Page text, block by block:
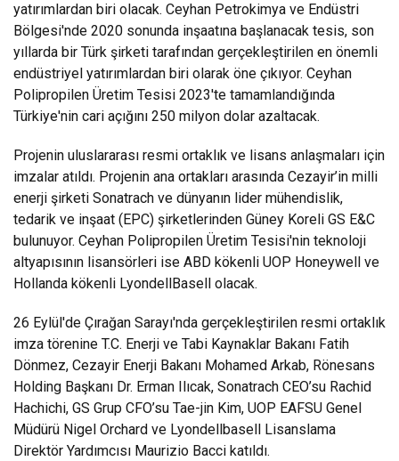
yatırımlardan biri olacak. Ceyhan Petrokimya ve Endüstri
Bölgesi'nde 2020 sonunda inşaatına başlanacak tesis, son
yıllarda bir Türk şirketi tarafından gerçekleştirilen en önemli
endüstriyel yatırımlardan biri olarak öne çıkıyor. Ceyhan
Polipropilen Üretim Tesisi 2023'te tamamlandığında
Türkiye'nin cari açığını 250 milyon dolar azaltacak.
Projenin uluslararası resmi ortaklık ve lisans anlaşmaları için
imzalar atıldı. Projenin ana ortakları arasında Cezayir’in milli
enerji şirketi Sonatrach ve dünyanın lider mühendislik,
tedarik ve inşaat (EPC) şirketlerinden Güney Koreli GS E&C
bulunuyor. Ceyhan Polipropilen Üretim Tesisi'nin teknoloji
altyapısının lisansörleri ise ABD kökenli UOP Honeywell ve
Hollanda kökenli LyondellBasell olacak.
26 Eylül'de Çırağan Sarayı'nda gerçekleştirilen resmi ortaklık
imza törenine T.C. Enerji ve Tabi Kaynaklar Bakanı Fatih
Dönmez, Cezayir Enerji Bakanı Mohamed Arkab, Rönesans
Holding Başkanı Dr. Erman Ilıcak, Sonatrach CEO’su Rachid
Hachichi, GS Grup CFO’su Tae-jin Kim, UOP EAFSU Genel
Müdürü Nigel Orchard ve Lyondellbasell Lisanslama
Direktör Yardımcısı Maurizio Bacci katıldı.